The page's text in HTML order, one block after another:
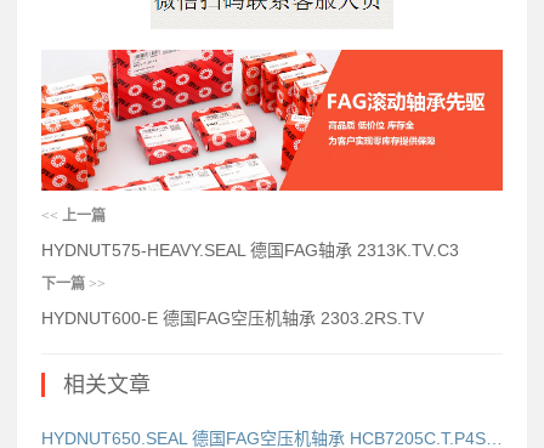
<< 上一篇
HYDNUT575-HEAVY.SEAL 德国FAG轴承 2313K.TV.C3
下一篇 >>
HYDNUT600-E 德国FAG空压机轴承 2303.2RS.TV
相关文章